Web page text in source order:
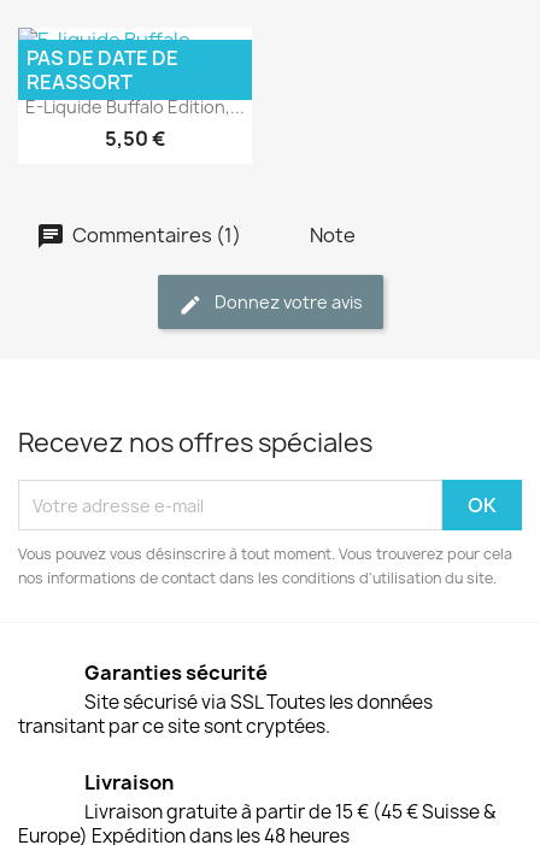
Aperçu rapide
E-Liquide Buffalo Edition,...
5,50 €
PAS DE DATE DE
REASSORT
Commentaires (1) Note
Donnez votre avis
Recevez nos offres spéciales
Vous pouvez vous désinscrire à tout moment. Vous trouverez pour cela
nos informations de contact dans les conditions d'utilisation du site.
Garanties sécurité
Site sécurisé via SSL Toutes les données
transitant par ce site sont cryptées.
Livraison
Livraison gratuite à partir de 15 € (45 € Suisse &
Europe) Expédition dans les 48 heures